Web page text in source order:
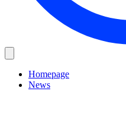
Homepage
News